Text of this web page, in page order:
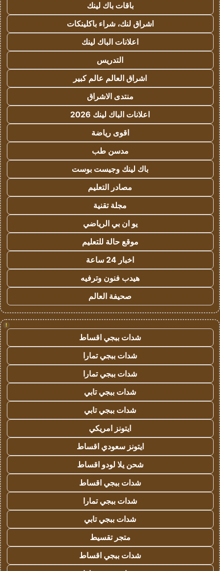
باقات باك لينك
اشراق لنك، شراء باكلينكات
اعلانات الباك لينك
التدريس
اشراق العالم عالم كبير
منتدى الاشراق
اعلانات الباك لينك 2026
اقوى رياضة
مدسن طب
باك لينك وجيست بوست
مصادر التعليم
مجلة تقنية
يو ان بي الرياضي
موقع حالة للتعليم
اخبار 24 ساعة
هيدب فنون وترفيه
صحيفة العالم
!
شدات ببجي اقساط
شدات ببجي تمارا
شدات ببجي تمارا
شدات ببجي تابي
شدات ببجي تابي
ايتونز امريكي
ايتونز سعودي اقساط
شحن يلا لودو اقساط
شدات ببجي اقساط
شدات ببجي تمارا
شدات ببجي تابي
متجر تقسيط
شدات ببجي اقساط